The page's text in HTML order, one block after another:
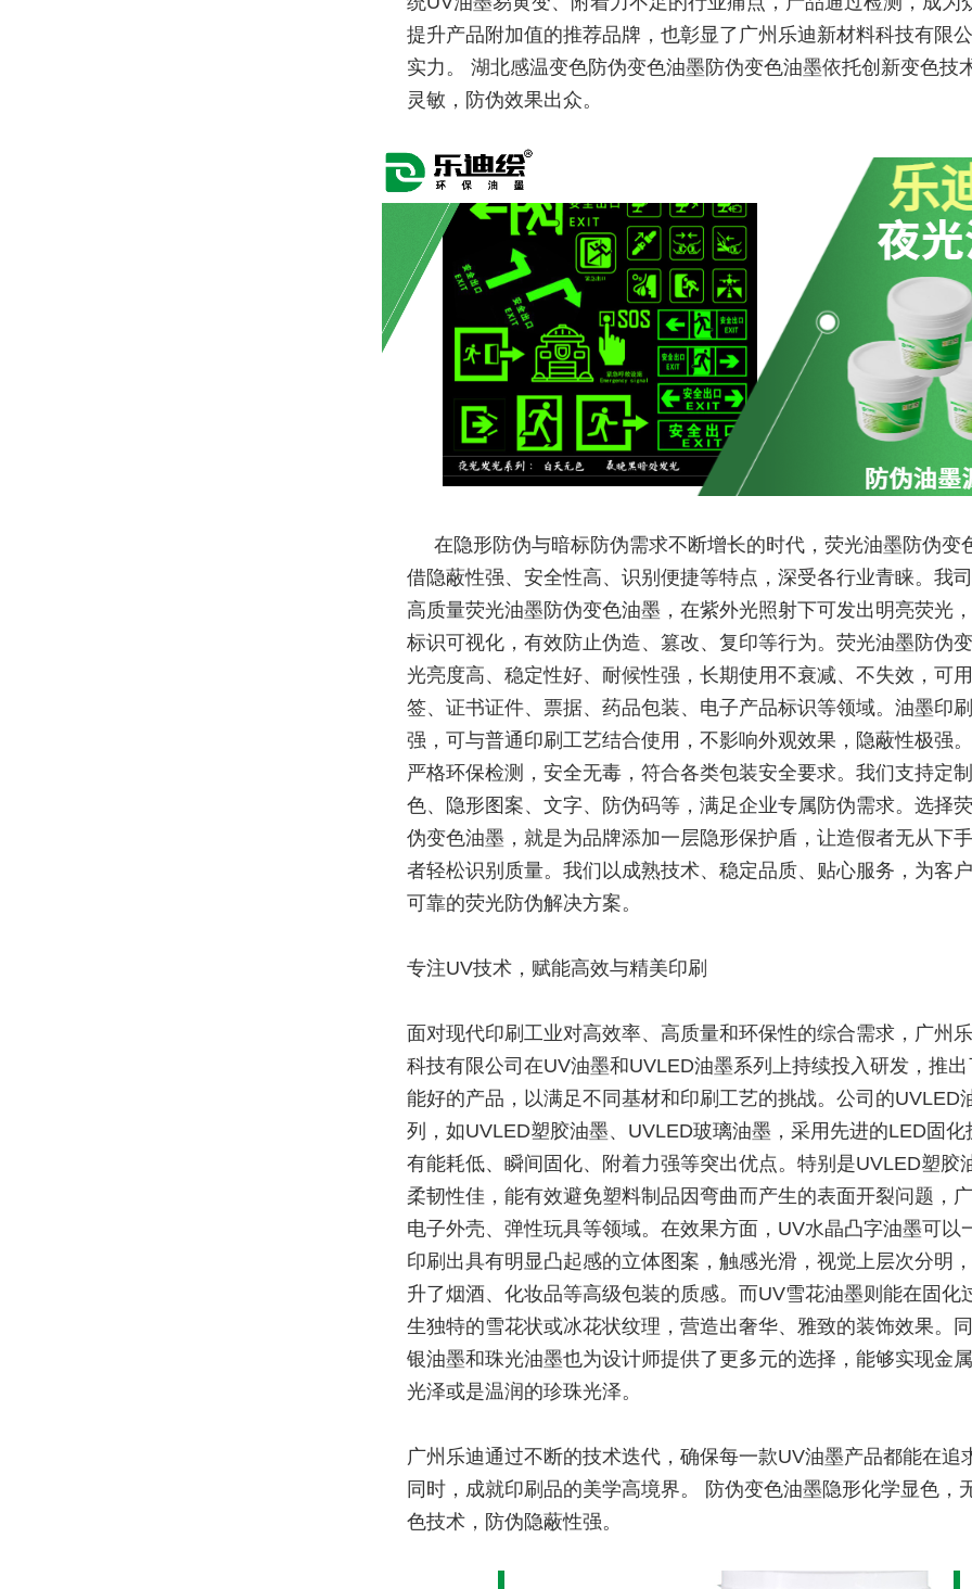
提升产品附加值的推荐品牌 ，也彰显了广州乐迪新材料科技有限
实力。 湖北感温变色防伪变色油墨防伪变色油墨依托创新变色技
灵敏，防伪效果出众。
在隐形防伪与暗标防伪需求不断增长的时代，荧光油墨防伪变
借隐蔽性强、安全性高、识别便捷等特点，深受各行业青睐。我
高质量荧光油墨防伪变色油墨，在紫外光照射下可发出明亮荧光
标识可视化，有效防止伪造、篡改、复印等行为。荧光油墨防伪
光亮度高、稳定性好、耐候性强，长期使用不衰减、不失效，可
签、证书证件、票据、药品包装、电子产品标识等领域。油墨印
强，可与普通印刷工艺结合使用，不影响外观效果，隐蔽性极强
严格环保检测，安全无毒，符合各类包装安全要求。我们支持定
色、隐形图案、文字、防伪码等，满足企业专属防伪需求。选择
伪变色油墨，就是为品牌添加一层隐形保护盾，让造假者无从下
者轻松识别质量。我们以成熟技术、稳定品质、贴心服务，为客
可靠的荧光防伪解决方案。
专注UV技术，赋能高效与精美印刷
面对现代印刷工业对高效率、高质量和环保性的综合需求，广州
科技有限公司在UV油墨和UVLED油墨系列上持续投入研发，推出
能好的产品，以满足不同基材和印刷工艺的挑战。公司的UVLED
列，如UVLED塑胶油墨、UVLED玻璃油墨，采用先进的LED固化
有能耗低、瞬间固化、附着力强等突出优点。特别是UVLED塑胶
柔韧性佳，能有效避免塑料制品因弯曲而产生的表面开裂问题，
电子外壳、弹性玩具等领域。在效果方面，UV水晶凸字油墨可以
印刷出具有明显凸起感的立体图案，触感光滑，视觉上层次分明
升了烟酒、化妆品等高级包装的质感。而UV雪花油墨则能在固化
生独特的雪花状或冰花状纹理，营造出奢华、雅致的装饰效果。
银油墨和珠光油墨也为设计师提供了更多元的选择，能够实现金
光泽或是温润的珍珠光泽。
广州乐迪通过不断的技术迭代，确保每一款UV油墨产品都能在追
同时，成就印刷品的美学高境界。 防伪变色油墨隐形化学显色，
色技术，防伪隐蔽性强。